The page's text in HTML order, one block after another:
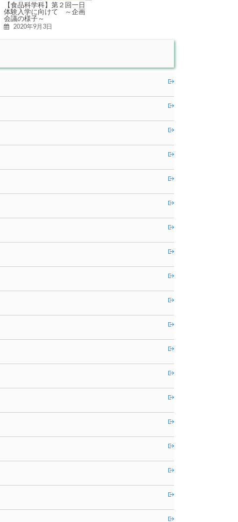
【食品科学科】第２回一日
体験入学に向けて ～企画
会議の様子～
2020年9月3日